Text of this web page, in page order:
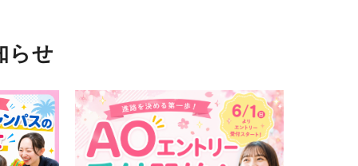
らせ